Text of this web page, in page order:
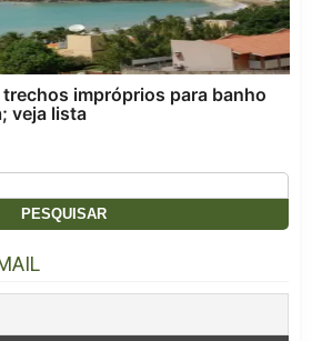
trechos impróprios para banho
veja lista